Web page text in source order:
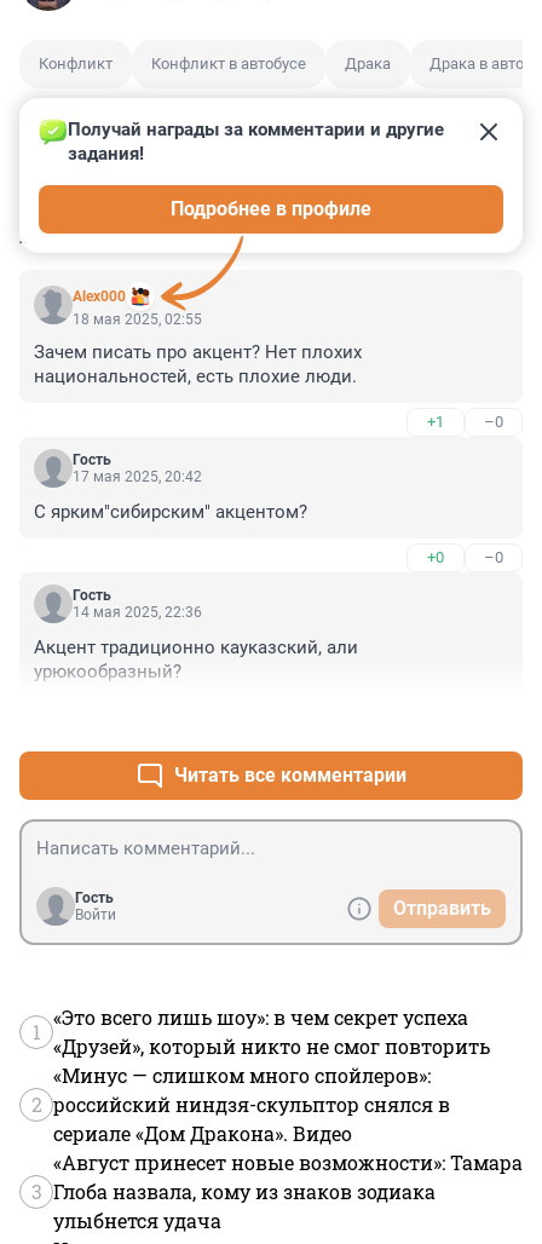
Конфликт Конфликт в автобусе Драка Драка в
КОММЕНТАРИИ 79
Aleх000
Получай награды за комментарии и другие
задания!
Подробнее в профиле
18 мая 2025, 02:55
Зачем писать про акцент? Нет плохих
национальностей, есть плохие люди.
+1 –0
Гость
17 мая 2025, 20:42
С ярким"сибирским" акцентом?
+0 –0
Гость
14 мая 2025, 22:36
Акцент традиционно кауказский, али
урюкообразный?
Читать все комментарии
Гость
Войти
Отправить
1
«Это всего лишь шоу»: в чем секрет успеха
«Друзей», который никто не смог повторить
2
«Минус — слишком много спойлеров»:
российский ниндзя-скульптор снялся в
сериале «Дом Дракона». Видео
3
«Август принесет новые возможности»: Тамара
Глоба назвала, кому из знаков зодиака
улыбнется удача